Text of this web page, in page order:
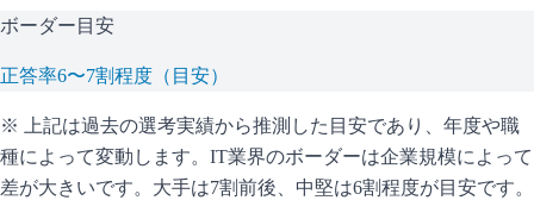
ボーダー目安
正答率6〜7割程度（目安）
※ 上記は過去の選考実績から推測した目安であり、年度や職
種によって変動します。 IT業界のボーダーは企業規模によって
差が大きいです。大手は7割前後、中堅は6割程度が目安です。